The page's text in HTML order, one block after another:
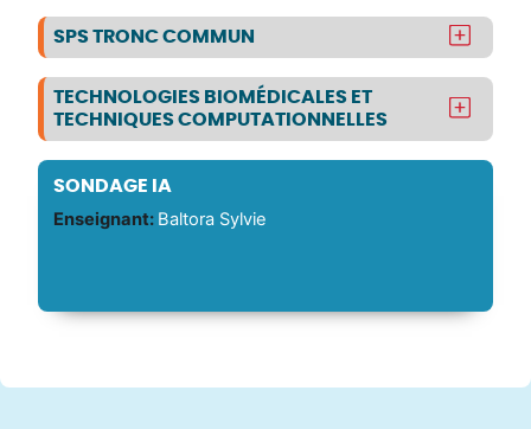
SPS TRONC COMMUN
TECHNOLOGIES BIOMÉDICALES ET
TECHNIQUES COMPUTATIONNELLES
SONDAGE IA
Enseignant: Baltora Sylvie